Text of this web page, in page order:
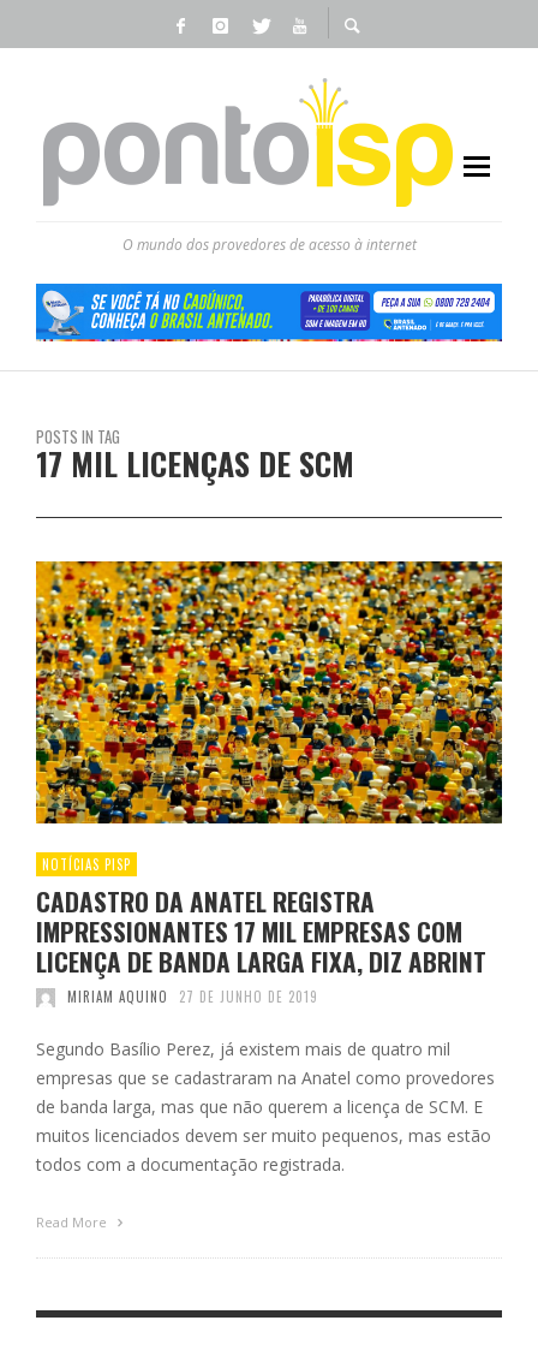
O mundo dos provedores de acesso à internet
POSTS IN TAG
17 MIL LICENÇAS DE SCM
NOTÍCIAS PISP
CADASTRO DA ANATEL REGISTRA
IMPRESSIONANTES 17 MIL EMPRESAS COM
LICENÇA DE BANDA LARGA FIXA, DIZ ABRINT
MIRIAM AQUINO 27 DE JUNHO DE 2019
Segundo Basílio Perez, já existem mais de quatro mil
empresas que se cadastraram na Anatel como provedores
de banda larga, mas que não querem a licença de SCM. E
muitos licenciados devem ser muito pequenos, mas estão
todos com a documentação registrada.
Read More